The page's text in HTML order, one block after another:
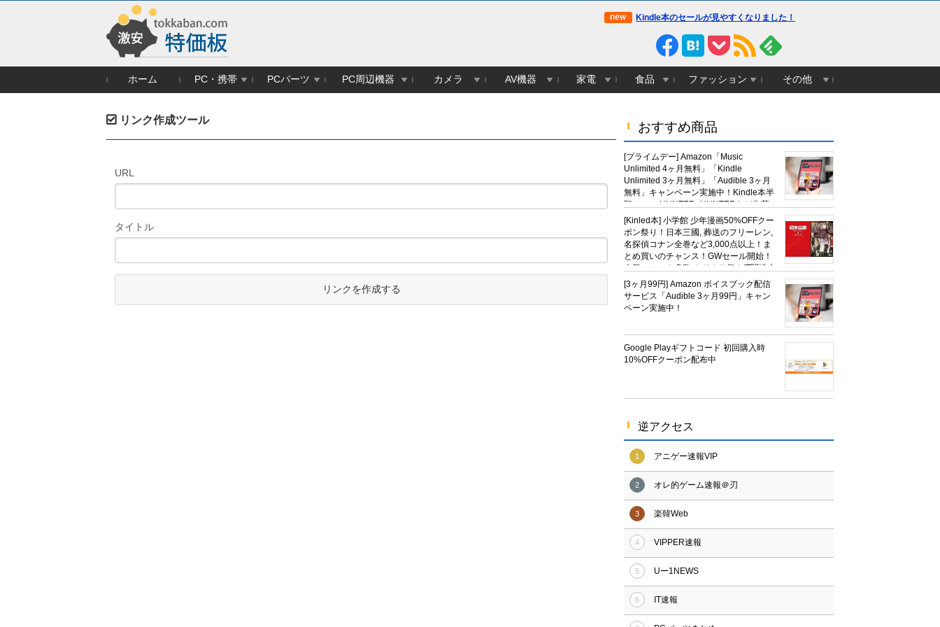
Kindle本のセールが見やすくなりました！
ホーム PC・携帯 PCパーツ PC周辺機器 カメラ AV機器 家電 食品 ファッション その他
おすすめ商品
[プライムデー] Amazon「Music
Unlimited 4ヶ月無料」「Kindle
Unlimited 3ヶ月無料」「Audible 3ヶ月
無料」キャンペーン実施中！Kindle本半
額セール HUNTER×HUNTERなど集英
社、無職転生,幼女戦記など
KADOKAWA、キャプテン翼100円セー
ルも！
[Kinled本] 小学館 少年漫画50%OFFクー
ポン祭り！日本三國, 葬送のフリーレン,
名探偵コナン全巻など3,000点以上！ま
とめ買いのチャンス！GWセール開始！
人気コミック多数 カドカワ祭やIT関連本
がセールに！
[3ヶ月99円] Amazon ボイスブック配信
サービス「Audible 3ヶ月99円」キャン
ペーン実施中！
Google Playギフトコード 初回購入時
10%OFFクーポン配布中
逆アクセス
1 アニゲー速報VIP
2 オレ的ゲーム速報＠刃
3 楽韓Web
4 VIPPER速報
5 Uー1NEWS
6 IT速報
リンク作成ツール
URL
タイトル
リンクを作成する